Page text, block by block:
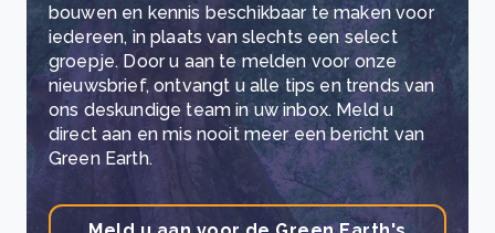
bouwen en kennis beschikbaar te maken voor
iedereen, in plaats van slechts een select
groepje. Door u aan te melden voor onze
nieuwsbrief, ontvangt u alle tips en trends van
ons deskundige team in uw inbox. Meld u
direct aan en mis nooit meer een bericht van
Green Earth.